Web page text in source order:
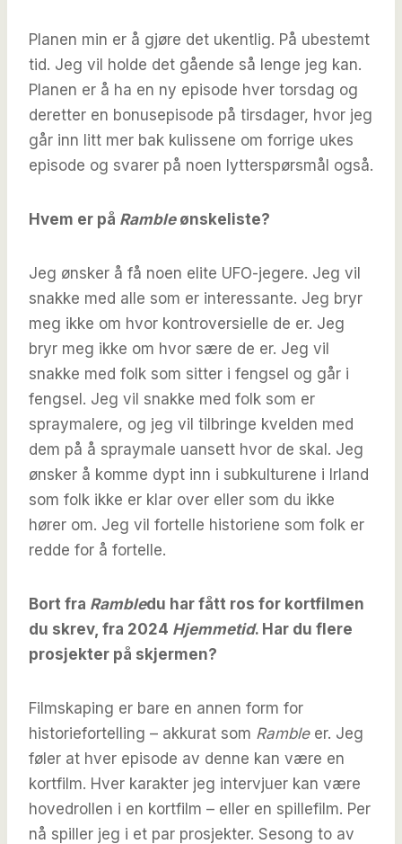
Planen min er å gjøre det ukentlig. På ubestemt
tid. Jeg vil holde det gående så lenge jeg kan.
Planen er å ha en ny episode hver torsdag og
deretter en bonusepisode på tirsdager, hvor jeg
går inn litt mer bak kulissene om forrige ukes
episode og svarer på noen lytterspørsmål også.
Hvem er på Rambleønskeliste?
Jeg ønsker å få noen elite UFO-jegere. Jeg vil
snakke med alle som er interessante. Jeg bryr
meg ikke om hvor kontroversielle de er. Jeg
bryr meg ikke om hvor sære de er. Jeg vil
snakke med folk som sitter i fengsel og går i
fengsel. Jeg vil snakke med folk som er
spraymalere, og jeg vil tilbringe kvelden med
dem på å spraymale uansett hvor de skal. Jeg
ønsker å komme dypt inn i subkulturene i Irland
som folk ikke er klar over eller som du ikke
hører om. Jeg vil fortelle historiene som folk er
redde for å fortelle.
Bort fra Rambledu har fått ros for kortfilmen
du skrev, fra 2024 Hjemmetid. Har du flere
prosjekter på skjermen?
Filmskaping er bare en annen form for
historiefortelling – akkurat som Rambleer. Jeg
føler at hver episode av denne kan være en
kortfilm. Hver karakter jeg intervjuer kan være
hovedrollen i en kortfilm – eller en spillefilm. Per
nå spiller jeg i et par prosjekter. Sesong to av